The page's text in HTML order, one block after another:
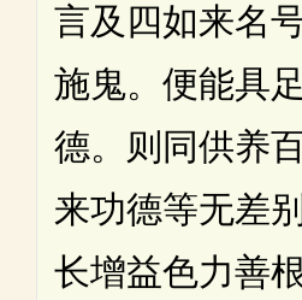
言及四如来名
施鬼。便能具
德。则同供养
来功德等无差
长增益色力善